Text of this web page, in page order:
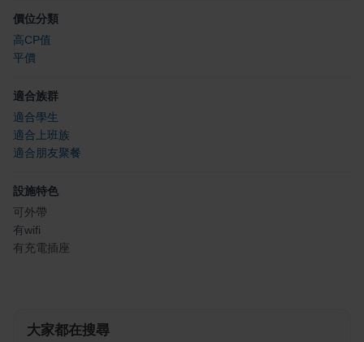
價位分類
高CP值
平價
適合族群
適合學生
適合上班族
適合朋友聚餐
設施特色
可外帶
有wifi
有充電插座
大家都在搜尋